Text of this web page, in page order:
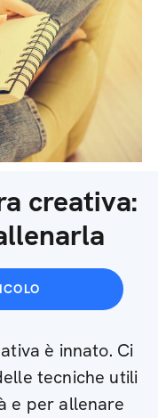
creativa:
è innato. Ci
tecniche utili
e per allenare